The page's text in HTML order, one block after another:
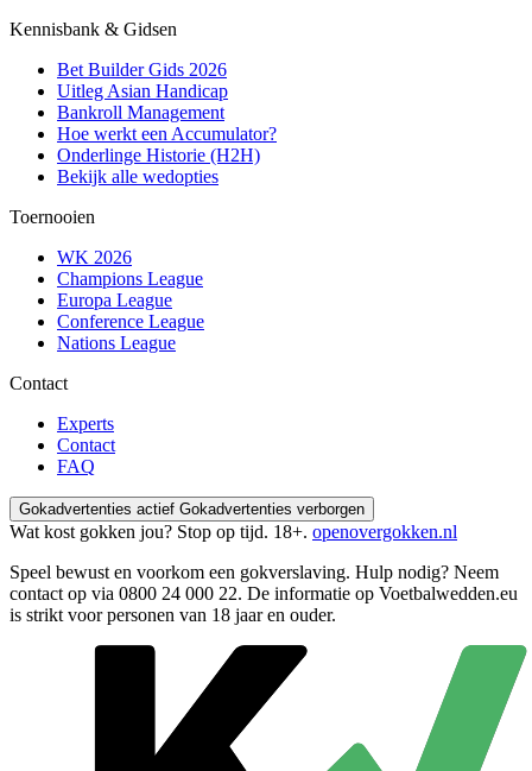
Kennisbank & Gidsen
Bet Builder Gids 2026
Uitleg Asian Handicap
Bankroll Management
Hoe werkt een Accumulator?
Onderlinge Historie (H2H)
Bekijk alle wedopties
Toernooien
WK 2026
Champions League
Europa League
Conference League
Nations League
Contact
Experts
Contact
FAQ
Gokadvertenties actief Gokadvertenties verborgen
Wat kost gokken jou? Stop op tijd. 18+. openovergokken.nl
Speel bewust en voorkom een gokverslaving. Hulp nodig? Neem
contact op via 0800 24 000 22. De informatie op Voetbalwedden.eu
is strikt voor personen van 18 jaar en ouder.